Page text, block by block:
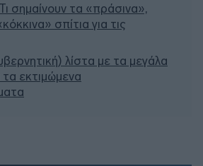
σημαίνουν τα «πράσινα»,
σπίτια για τις
λίστα με τα μεγάλα
τα εκτιμώμενα